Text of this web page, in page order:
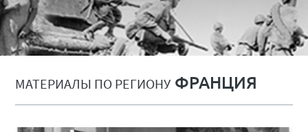
МАТЕРИАЛЫ ПО РЕГИОНУ ФРАНЦИЯ